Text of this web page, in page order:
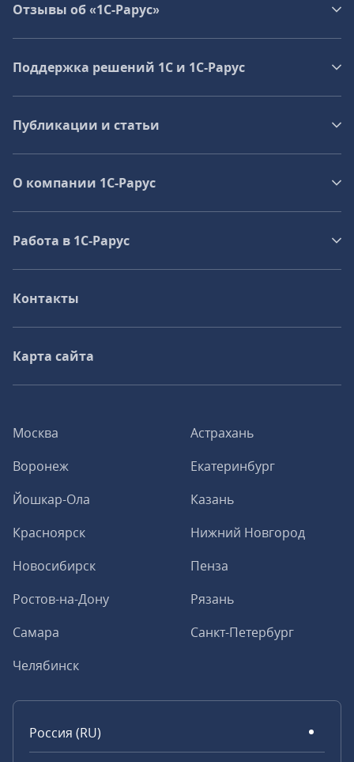
Москва
Астрахань
Воронеж
Екатеринбург
Йошкар-Ола
Казань
Красноярск
Нижний Новгород
Новосибирск
Пенза
Ростов-на-Дону
Рязань
Самара
Санкт-Петербург
Челябинск
Россия (RU)
Отзывы об «1С-Рарус»
Поддержка решений 1С и 1С‑Рарус
Публикации и статьи
О компании 1C-Рарус
Работа в 1С‑Рарус
Контакты
Карта сайта